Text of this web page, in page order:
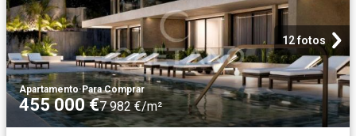
12 fotos
Apartamento·Para Comprar
455 000 €7 982 €/m²